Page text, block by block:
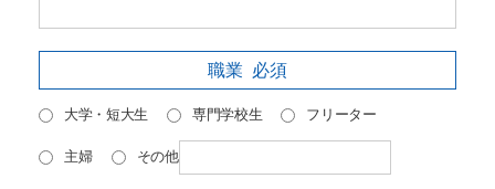
職業 必須
大学・短大生 専門学校生 フリーター
主婦 その他